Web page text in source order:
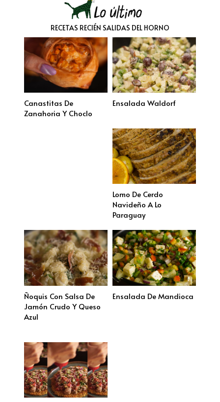
RECETAS RECIÉN SALIDAS DEL HORNO
Canastitas De
Zanahoria Y Choclo
Ensalada Waldorf
Lomo De Cerdo
Navideño A Lo
Paraguay
Ñoquis Con Salsa De
Jamón Crudo Y Queso
Azul
Ensalada De Mandioca